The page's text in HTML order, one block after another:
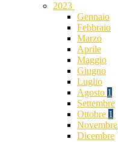
2023
Gennaio
Febbraio
Marzo
Aprile
Maggio
Giugno
Luglio
Agosto 1
Settembre
Ottobre 1
Novembre
Dicembre